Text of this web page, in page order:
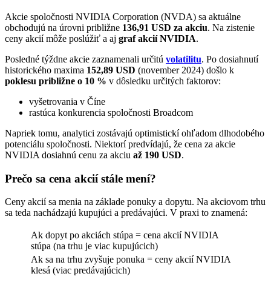
Akcie spoločnosti NVIDIA Corporation (NVDA) sa aktuálne
obchodujú na úrovni približne 136,91 USD za akciu. Na zistenie
ceny akcií môže poslúžiť a aj graf akcií NVIDIA.
Posledné týždne akcie zaznamenali určitú volatilitu. Po dosiahnutí
historického maxima 152,89 USD (november 2024) došlo k
poklesu približne o 10 % v dôsledku určitých faktorov:
vyšetrovania v Číne
rastúca konkurencia spoločnosti Broadcom
Napriek tomu, analytici zostávajú optimistickí ohľadom dlhodobého
potenciálu spoločnosti. Niektorí predvídajú, že cena za akcie
NVIDIA dosiahnú cenu za akciu až 190 USD.
Prečo sa cena akcií stále mení?
Ceny akcií sa menia na základe ponuky a dopytu. Na akciovom trhu
sa teda nachádzajú kupujúci a predávajúci. V praxi to znamená:
Ak dopyt po akciách stúpa = cena akcií NVIDIA
stúpa (na trhu je viac kupujúcich)
Ak sa na trhu zvyšuje ponuka = ceny akcií NVIDIA
klesá (viac predávajúcich)